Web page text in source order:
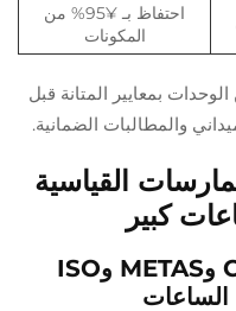
احتفاظ بـ ¥95% من
المكونات
أن تفي 99.8% من الوحدات بمعايير المتانة قبل
والمطالبات الضمانية.
القياسية
كبير
الاستفادة من شهادات COSC وMETAS وISO